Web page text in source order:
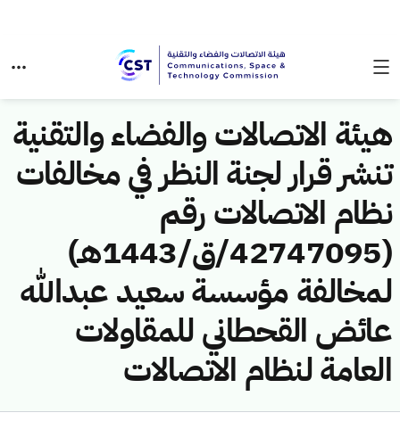
هيئة الاتصالات والفضاء والتقنية
تنشر قرار لجنة النظر في مخالفات
نظام الاتصالات رقم
(42747095/ق/1443هـ)
لمخالفة مؤسسة سعيد عبدالله
عائض القحطاني للمقاولات
العامة لنظام الاتصالات